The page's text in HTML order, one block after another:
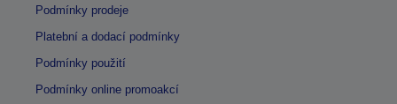
Podmínky prodeje
Platební a dodací podmínky
Podmínky použití
Podmínky online promoakcí